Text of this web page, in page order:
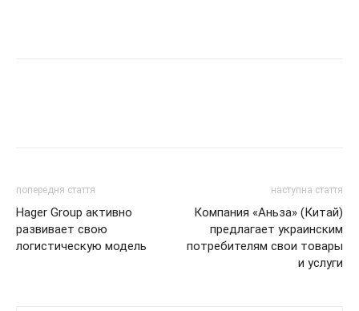
попередня стаття
Hager Group активно
развивает свою
логистическую модель
наступна стаття
Компания «Аньза» (Китай)
предлагает украинским
потребителям свои товары
и услуги